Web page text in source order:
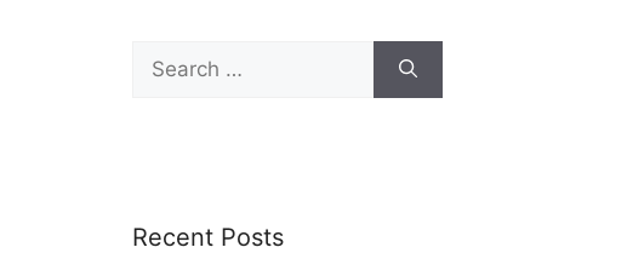
Search
for:
Recent Posts